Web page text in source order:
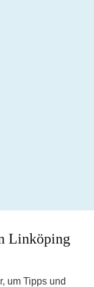
Linköping
um Tipps und